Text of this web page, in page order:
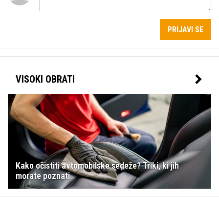
PRIJAVI SE
VISOKI OBRATI
Kako očistiti avtomobilske sedeže? Triki, ki jih
morate poznati